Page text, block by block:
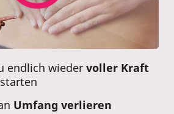
endlich wieder voller Kraft
Umfang verlieren